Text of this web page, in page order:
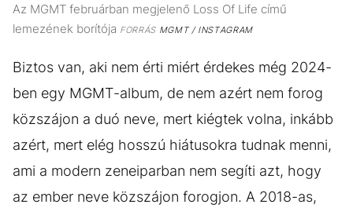
Az MGMT februárban megjelenő Loss Of Life című
lemezének borítója FORRÁSMGMT / INSTAGRAM
Biztos van, aki nem érti miért érdekes még 2024-
ben egy MGMT-album, de nem azért nem forog
közszájon a duó neve, mert kiégtek volna, inkább
azért, mert elég hosszú hiátusokra tudnak menni,
ami a modern zeneiparban nem segíti azt, hogy
az ember neve közszájon forogjon. A 2018-as,